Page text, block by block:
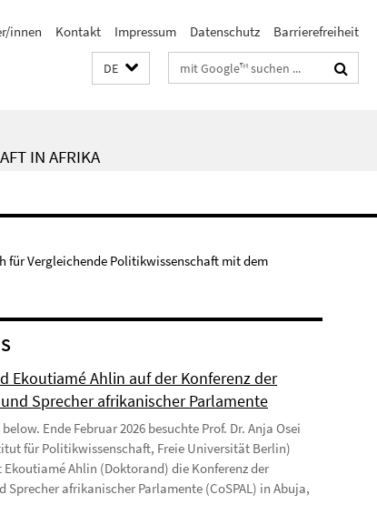
innen Kontakt Impressum Datenschutz Barrierefreiheit
DE Suchbegriffe
IN AFRIKA
für Vergleichende Politikwissenschaft mit dem
Ekoutiamé Ahlin auf der Konferenz der
Sprecher afrikanischer Parlamente
Ende Februar 2026 besuchte Prof. Dr. Anja Osei
für Politikwissenschaft, Freie Universität Berlin)
Ahlin (Doktorand) die Konferenz der
Sprecher afrikanischer Parlamente (CoSPAL) in Abuja,